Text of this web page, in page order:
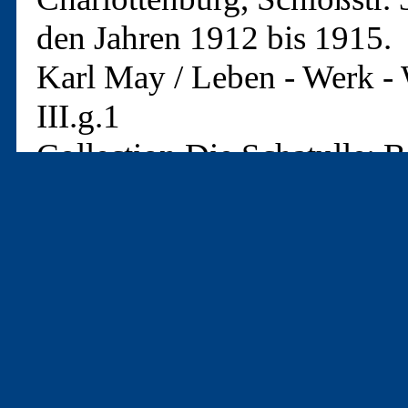
den Jahren 1912 bis 1915.
Karl May / Leben - Werk
III.g.1
Collection Die Schatulle: